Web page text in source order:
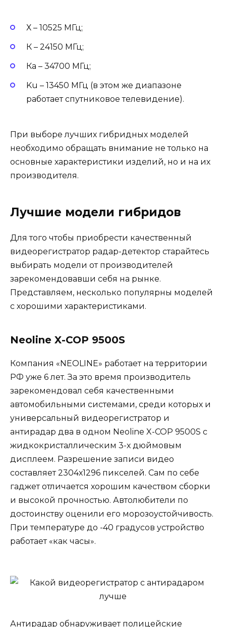
Х – 10525 МГц;
К – 24150 МГц;
Ка – 34700 МГц;
Ku – 13450 МГц (в этом же диапазоне
работает спутниковое телевидение).
При выборе лучших гибридных моделей
необходимо обращать внимание не только на
основные характеристики изделий, но и на их
производителя.
Лучшие модели гибридов
Для того чтобы приобрести качественный
видеорегистратор радар-детектор старайтесь
выбирать модели от производителей
зарекомендовавши себя на рынке.
Представляем, несколько популярны моделей
с хорошими характеристиками.
Neoline X-COP 9500S
Компания «NEOLINE» работает на территории
РФ уже 6 лет. За это время производитель
зарекомендовал себя качественными
автомобильными системами, среди которых и
универсальный видеорегистратор и
антирадар два в одном Neoline X-COP 9500S с
жидкокристаллическим 3-х дюймовым
дисплеем. Разрешение записи видео
составляет 2304х1296 пикселей. Сам по себе
гаджет отличается хорошим качеством сборки
и высокой прочностью. Автолюбители по
достоинству оценили его морозоустойчивость.
При температуре до -40 градусов устройство
работает «как часы».
Антирадар обнаруживает полицейские